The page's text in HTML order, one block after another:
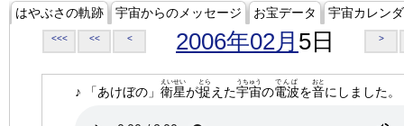
はやぶさの軌跡 宇宙からのメッセージ お宝データ 宇宙カレン
<<< << < 2006年02月 5日 >
♪ 「あけぼの」 衛星
えいせい
が捉
とら
えた宇宙
うちゅう
の電波
でんぱ
を音
おと
にしました。